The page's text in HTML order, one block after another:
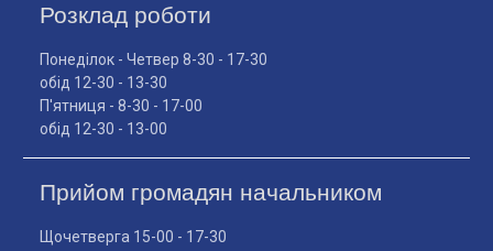
Розклад роботи
Понеділок - Четвер 8-30 - 17-30
обід 12-30 - 13-30
П'ятниця - 8-30 - 17-00
обід 12-30 - 13-00
Прийом громадян начальником
Щочетверга 15-00 - 17-30